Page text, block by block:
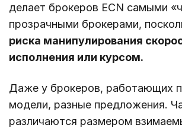
делает брокеров ECN самыми
прозрачными брокерами,
риска манипулирования
исполнения или курсом.
Даже у брокеров, работающих
модели, разные предложения.
различаются размером